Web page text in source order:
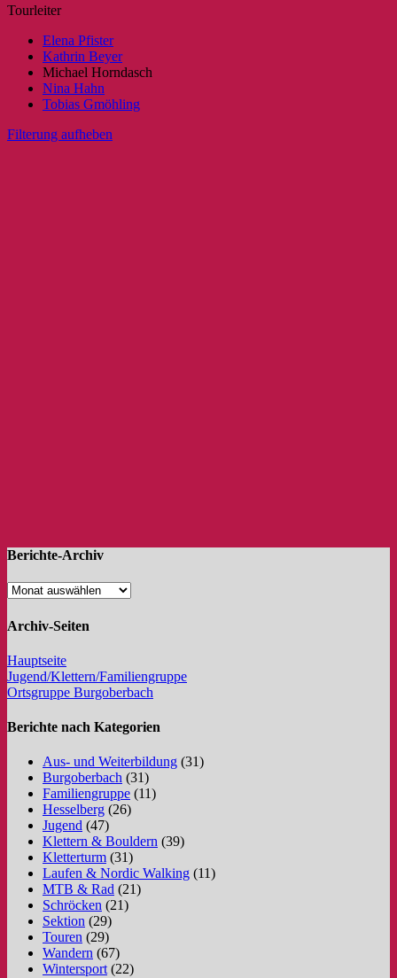
Tourleiter
Elena Pfister
Kathrin Beyer
Michael Horndasch
Nina Hahn
Tobias Gmöhling
Filterung aufheben
Berichte-Archiv
Archiv-Seiten
Hauptseite
Jugend/Klettern/Familiengruppe
Ortsgruppe Burgoberbach
Berichte nach Kategorien
Aus- und Weiterbildung (31)
Burgoberbach (31)
Familiengruppe (11)
Hesselberg (26)
Jugend (47)
Klettern & Bouldern (39)
Kletterturm (31)
Laufen & Nordic Walking (11)
MTB & Rad (21)
Schröcken (21)
Sektion (29)
Touren (29)
Wandern (67)
Wintersport(22)